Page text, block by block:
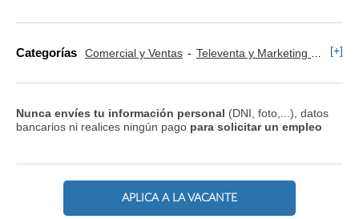
Categorías Comercial y Ventas Televenta y Marketing Telefónico [+]
Nunca envíes tu información personal (DNI, foto,...), datos
bancarios ni realices ningún pago para solicitar un empleo
APLICA A LA VACANTE